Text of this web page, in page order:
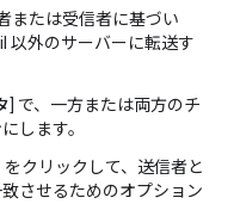
または受信者に基づい
以外のサーバーに転送す
] で、一方または両方のチ
します。
をクリックして、送信者と
させるためのオプション